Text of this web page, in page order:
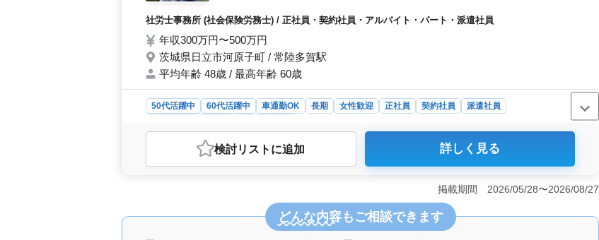
社労士事務所 (社会保険労務士) / 正社員・契約社員・アルバイト・パート・派遣社員
年収300万円〜500万円
茨城県日立市河原子町 / 常陸多賀駅
平均年齢 48歳 / 最高年齢 60歳
50代活躍中 60代活躍中 車通勤OK 長期 女性歓迎 正社員 契約社員
派遣社員
おすすめポイント
＜ワークライフバランスを重視＞ 茨城の社労士事務所が、ライフ・ワークバランスを大切にす
しの方におすすめです。 ＜アットホームで安心の事務所＞ 業務内容は社会保険の手続業
務、給与計算、雇用管理、人材育成相談、労務トラブル対応、就業規則作成、助成金業務など幅
広い領域に対応しています。少人数でアットホームな雰囲気でお仕事ができます。 ＜福利厚
生と待遇＞ 給与は年収300万円から500万円まで幅広く、通勤手当は実費支給です。社会保険
検討リスト に追加 詳しく見る
掲載期間 2026/05/28〜2026/08/27
どんな内容もご相談できます